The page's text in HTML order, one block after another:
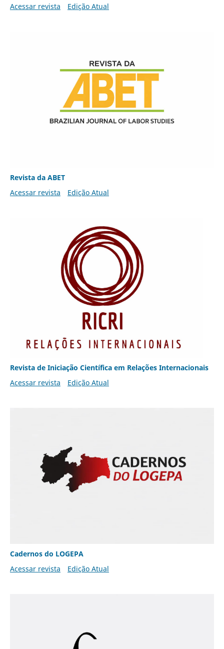
Acessar revista Edição Atual
Revista da ABET
Acessar revista
Edição Atual
Revista de Iniciação Científica em Relações Internacionais
Acessar revista
Edição Atual
Cadernos do LOGEPA
Acessar revista
Edição Atual